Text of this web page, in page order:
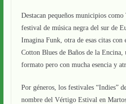
Destacan pequeños municipios
festival de música negra del sur de
Imagina Funk, otra de esas citas con
Cotton Blues de Baños de la Encina,
formato pero con mucha esencia y
Por géneros, los festivales “Indies”
nombre del Vértigo Estival en